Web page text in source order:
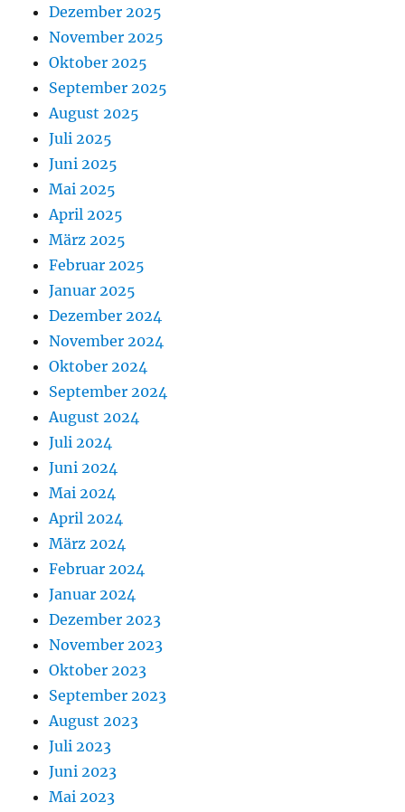
Dezember 2025
November 2025
Oktober 2025
September 2025
August 2025
Juli 2025
Juni 2025
Mai 2025
April 2025
März 2025
Februar 2025
Januar 2025
Dezember 2024
November 2024
Oktober 2024
September 2024
August 2024
Juli 2024
Juni 2024
Mai 2024
April 2024
März 2024
Februar 2024
Januar 2024
Dezember 2023
November 2023
Oktober 2023
September 2023
August 2023
Juli 2023
Juni 2023
Mai 2023